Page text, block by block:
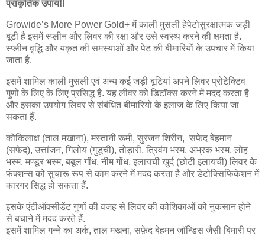
प्राकृतिक उपाय!!
Growide’s More Power Gold+ में काली मुसली हेपेटोसुरक्षात्मक जड़ी
बूटी है इसमें स्प्लीन और लिवर की रक्षा और उसे स्वस्थ करने की क्षमता है.
स्प्लीन वृद्धि और यकृत की समस्याओं और पेट की बीमारियों के उपचार में किया
जाता है.
इसमें शामिल काली मुसली एवं अन्य कई जड़ी बूटियां अपने लिवर प्रोटेक्टिव
गुणों के लिए के लिए प्रसिद्ध है. यह लीवर को डिटॉक्स करने में मदद करता है
और इसका उपयोग लिवर से संबंधित बीमारियों के इलाज के लिए किया जा
सकता हैं.
कोकिलाक्ष (ताल मखाना), मस्तानी रूमी, सुरंजन शिरीन, सफेद बेहमान
(सफेद), उत्तांजन, गिलोय (गुडूची), तोड़ारी, त्रिवंग भस्म, अभ्रक भस्म, लोह
भस्म, मण्डूर भस्म, बबूल गोंध, नीम गोंध, इलायची खुर्द (छोटी इलायची) लिवर के
फंक्शन्स को सुचारू रूप से काम करने में मदद करता है और डेटोक्सिफिकेशन में
कारगर सिद्ध हो सकता हैं.
इसके एंटीऑक्सीडेंट गुणों की वजह से लिवर की कोशिकाओं को नुकसान होने
से बचाने में मदद करते हैं.
इसमें शामिल गन्ने का अर्क, ताल मखना, सफ़ेद बेहमन जॉन्डिस जैसी बिमारी पर